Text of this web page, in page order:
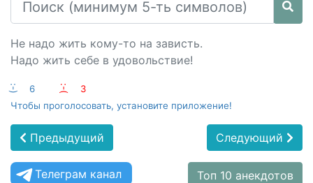
Не надо жить кому-то на зависть.
Надо жить себе в удовольствие!
:-) 6 :-(
3
Чтобы проголосовать, установите приложение!
Предыдущий Следующий
Телеграм канал Топ 10 анекдотов